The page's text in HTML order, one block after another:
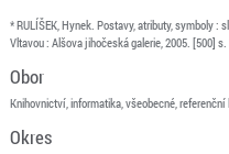
* RULÍŠEK, Hynek. Postavy, atributy, symboly
Vltavou : Alšova jihočeská galerie, 2005. [500]
Obor
Knihovnictví, informatika, všeobecné, referenční
Okres